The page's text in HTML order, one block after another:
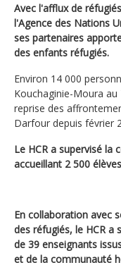
Avec l'afflux de
l'Agence des Nations
ses partenaires
des enfants réfugiés.
Environ 14 000
Kouchaginie-Moura au
reprise des
Darfour depuis février
Le HCR a supervisé la
accueillant 2 500
En collaboration avec
des réfugiés, le HCR
de 39 enseignants
et de la communauté